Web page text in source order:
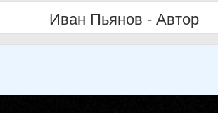
Иван Пьянов - Автор